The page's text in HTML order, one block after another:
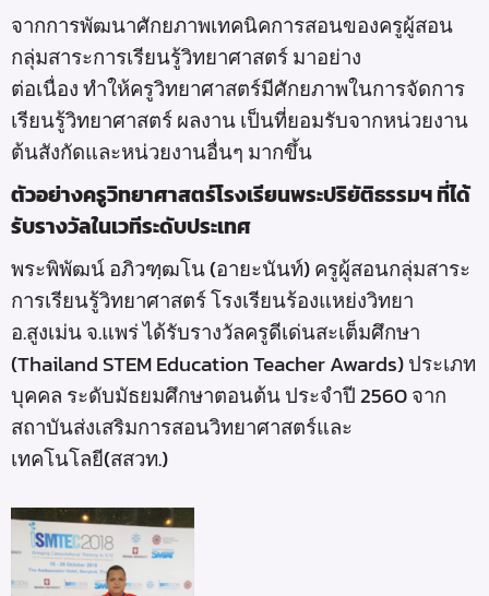
จากการพัฒนาศักยภาพเทคนิคการสอนของครูผู้สอน
กลุ่มสาระการเรียนรู้วิทยาศาสตร์ มาอย่าง
ต่อเนื่อง ทำให้ครูวิทยาศาสตร์มีศักยภาพในการจัดการ
เรียนรู้วิทยาศาสตร์ ผลงาน เป็นที่ยอมรับจากหน่วยงาน
ต้นสังกัดและหน่วยงานอื่นๆ มากขึ้น
ตัวอย่างครูวิทยาศาสตร์โรงเรียนพระปริยัติธรรมฯ ที่ได้
รับรางวัลในเวทีระดับประเทศ
พระพิพัฒน์ อภิวฑฺฒโน (อายะนันท์) ครูผู้สอนกลุ่มสาระ
การเรียนรู้วิทยาศาสตร์ โรงเรียนร้องแหย่งวิทยา
อ.สูงเม่น จ.แพร่ ได้รับรางวัลครูดีเด่นสะเต็มศึกษา
(Thailand STEM Education Teacher Awards) ประเภท
บุคคล ระดับมัธยมศึกษาตอนต้น ประจำปี 2560 จาก
สถาบันส่งเสริมการสอนวิทยาศาสตร์และ
เทคโนโลยี(สสวท.)